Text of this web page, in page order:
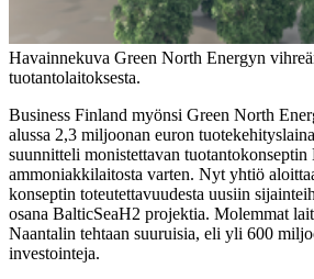
Havainnekuva Green North Energyn
tuotantolaitoksesta.
Business Finland myönsi Green North
alussa 2,3 miljoonan euron
suunnitteli monistettavan
ammoniakkilaitosta varten. Nyt yhtiö
konseptin toteutettavuudesta uusiin
osana BalticSeaH2 projektia. Molemmat
Naantalin tehtaan suuruisia, eli yli 600
investointeja.